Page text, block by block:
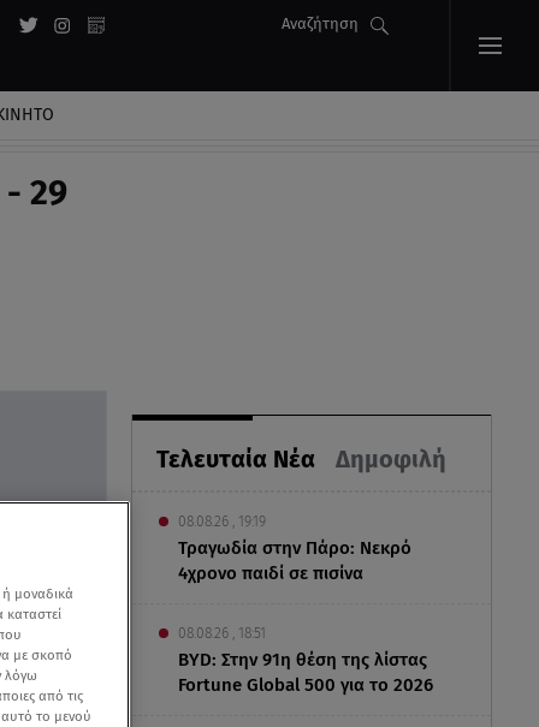
Αναζήτηση
- 29
Τελευταία Νέα Δημοφιλή
08.08.26 , 19:19
Τραγωδία στην Πάρο: Νεκρό
4χρονο παιδί σε πισίνα
08.08.26 , 18:51
BYD: Στην 91η θέση της λίστας
Fortune Global 500 για το 2026
μοναδικά
με σκοπό
λόγω
από τις
αυτό το μενού